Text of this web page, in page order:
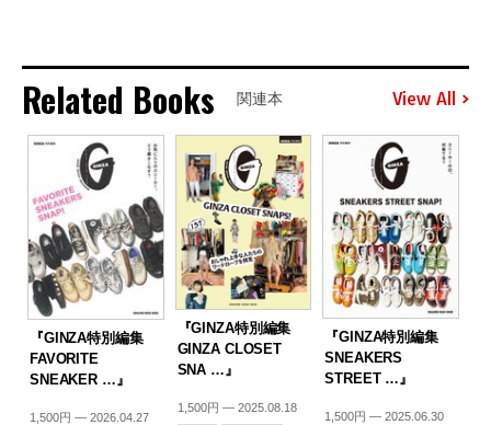
Related Books 関連本 View All
『GINZA特別編集
FAVORITE
SNEAKER …』
1,500円 — 2026.04.27
『GINZA特別編集
GINZA CLOSET
SNA …』
1,500円 — 2025.08.18
『GINZA特別編集
SNEAKERS
STREET …』
1,500円 — 2025.06.30